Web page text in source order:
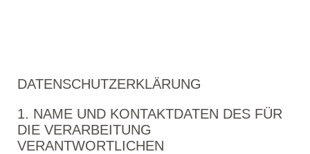
DATENSCHUTZERKLÄRUNG
1. NAME UND KONTAKTDATEN DES FÜR
DIE VERARBEITUNG
VERANTWORTLICHEN